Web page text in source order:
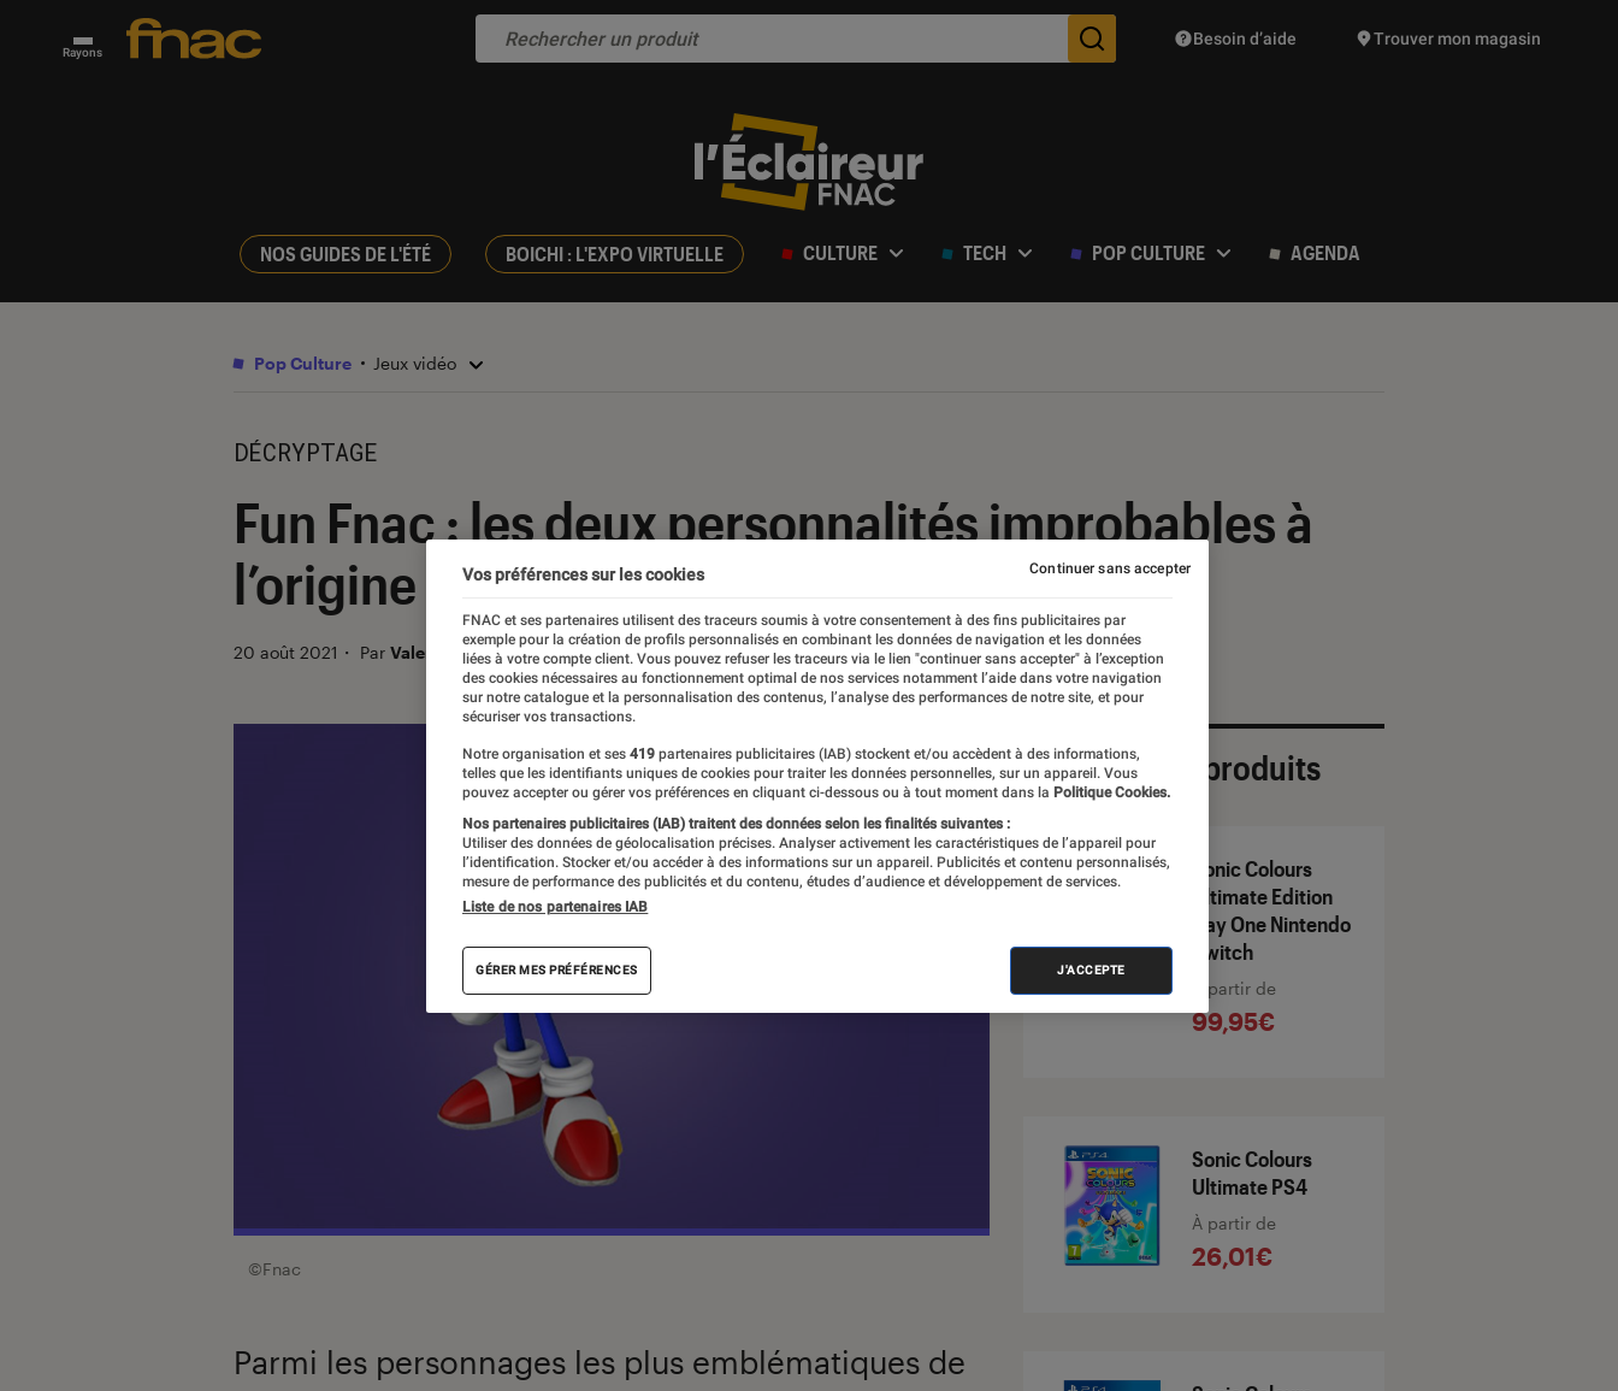
Rayons Des suggestions de produits vont vous être proposées
Besoin d’aide Trouver mon magasin
NOS GUIDES DE L'ÉTÉ BOICHI : L'EXPO VIRTUELLE CULTURE TECH POP CULTURE AGENDA
Pop Culture Jeux vidéo
DÉCRYPTAGE
Fun Fnac : les deux personnalités improbables à
l’origine de la création de Sonic
20 août 2021 ・ Par Valentin Boulet
©Fnac
Parmi les personnages les plus emblématiques de
Sélection de produits
Sonic Colours
Ultimate Edition
Day One Nintendo
Switch
À partir de
99,95€
Sonic Colours
Ultimate PS4
À partir de
26,01€
Vos préférences sur les cookies
FNAC et ses partenaires utilisent des traceurs soumis à votre consentement à des fins publicitaires par
exemple pour la création de profils personnalisés en combinant les données de navigation et les données
liées à votre compte client. Vous pouvez refuser les traceurs via le lien "continuer sans accepter" à l’exception
des cookies nécessaires au fonctionnement optimal de nos services notamment l’aide dans votre navigation
sur notre catalogue et la personnalisation des contenus, l’analyse des performances de notre site, et pour
sécuriser vos transactions.
Notre organisation et ses 419 partenaires publicitaires (IAB) stockent et/ou accèdent à des informations,
telles que les identifiants uniques de cookies pour traiter les données personnelles, sur un appareil. Vous
pouvez accepter ou gérer vos préférences en cliquant ci-dessous ou à tout moment dans la Politique Cookies.
Nos partenaires publicitaires (IAB) traitent des données selon les finalités suivantes :
Utiliser des données de géolocalisation précises. Analyser activement les caractéristiques de l’appareil pour
l’identification. Stocker et/ou accéder à des informations sur un appareil. Publicités et contenu personnalisés,
mesure de performance des publicités et du contenu, études d’audience et développement de services.
Liste de nos partenaires IAB
GÉRER MES PRÉFÉRENCES J'ACCEPTE
Continuer sans accepter